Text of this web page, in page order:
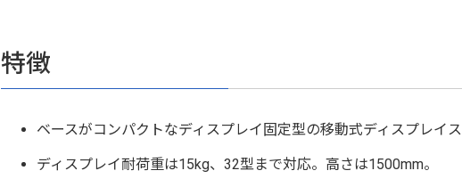
特徴
ベースがコンパクトなディスプレイ固定型の移動式ディスプレイス
ディスプレイ耐荷重は15kg、32型まで対応。高さは1500mm。